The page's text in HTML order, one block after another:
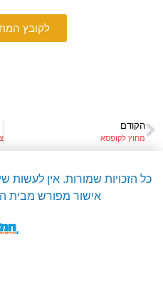
לקובץ
הקודם
מחוץ לקופסא
כל הזכויות שמורות. אין
אישור מפורש מבית